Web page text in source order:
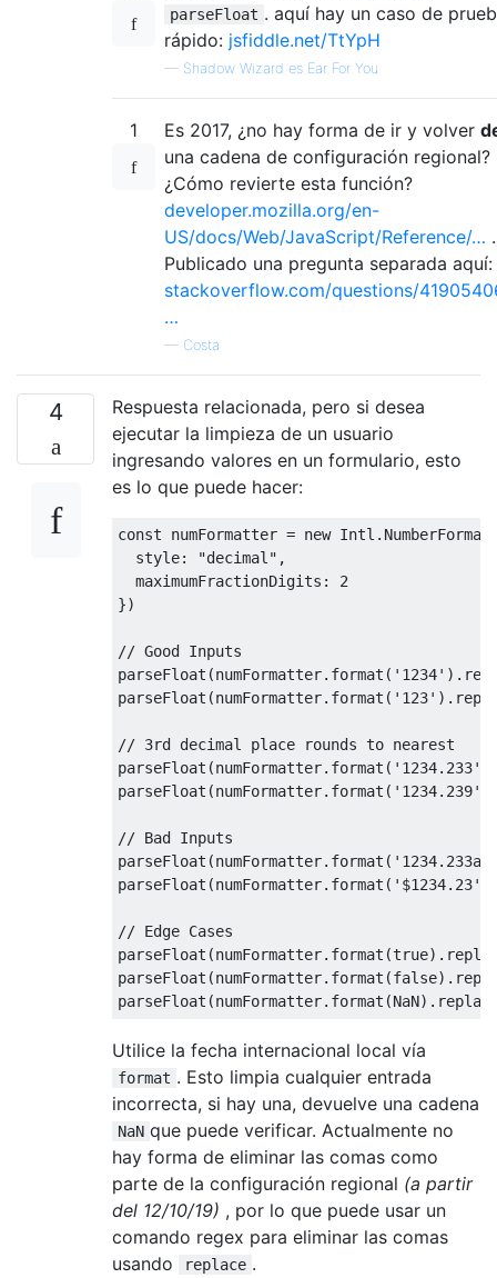
parseFloat . aquí hay un caso de
rápido: jsfiddle.net/TtYpH
— Shadow Wizard es Ear For You
1 Es 2017, ¿no hay forma de ir y volver
una cadena de configuración regional?
¿Cómo revierte esta función?
developer.mozilla.org/en-
US/docs/Web/JavaScript/Reference/… .
Publicado una pregunta separada aquí:
stackoverflow.com/questions/
…
— Costa
4
Respuesta relacionada, pero si desea
ejecutar la limpieza de un usuario
ingresando valores en un formulario, esto
es lo que puede hacer:
const numFormatter = new Intl
style: "decimal" ,
maximumFractionDigits : 2
})
// Good Inputs
parseFloat (numFormatter.format( '1234'
parseFloat (numFormatter.format( '123'
// 3rd decimal place rounds to nearest
parseFloat (numFormatter.format( '1234.233'
parseFloat (numFormatter.format( '1234.239'
// Bad Inputs
parseFloat (numFormatter.format( '1234.233a'
parseFloat (numFormatter.format( '$1234.23'
// Edge Cases
parseFloat (numFormatter.format(true
parseFloat (numFormatter.format(false
parseFloat (numFormatter.format(NaN
Utilice la fecha internacional local vía
format . Esto limpia cualquier entrada
incorrecta, si hay una, devuelve una cadena
NaN que puede verificar. Actualmente no
hay forma de eliminar las comas como
parte de la configuración regional (a partir
del 12/10/19) , por lo que puede usar un
comando regex para eliminar las comas
usando
replace .